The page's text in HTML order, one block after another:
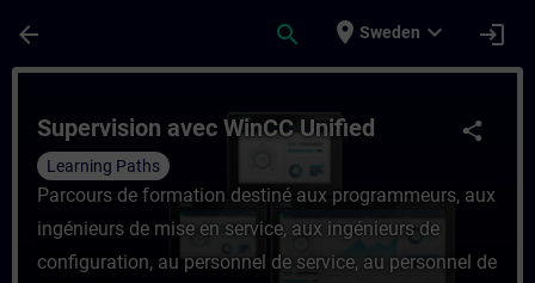
arrow_back search place Sweden expand_more login
share
Supervision avec WinCC Unified
Learning Paths
Parcours de formation destiné aux programmeurs, aux
ingénieurs de mise en service, aux ingénieurs de
configuration, au personnel de service, au personnel de